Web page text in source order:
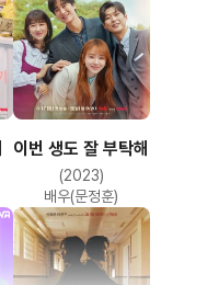
더 테러 라이브
(2013)
배우(이상진 아나운서)
이번 생도 잘 부탁해
(2023)
배우(문정훈)